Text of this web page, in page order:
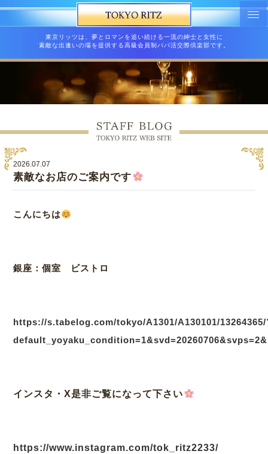
東京リッツは、夢とロマンを追い続ける一流の紳士と女性に
素敵な出逢いの場を提供する高級会員制パパ活交際倶楽部です。
2026.07.07
素敵なお店のご案内です
こんにちは
銀座：個室 ビストロ
https://s.tabelog.com/tokyo/A1301/A130101/
インスタ・X是非ご覧になって下さい
https://www.instagram.com/tok_ritz2233/